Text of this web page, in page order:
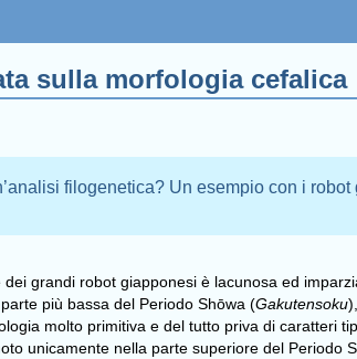
sulla morfologia cefalica
filogenetica? Un esempio con i robot
grandi robot giapponesi è lacunosa ed
più bassa del Periodo Shōwa (Gakutensoku
molto primitiva e del tutto priva di caratteri
unicamente nella parte superiore del Periodo